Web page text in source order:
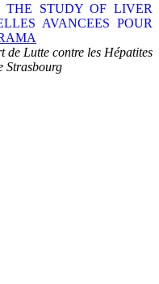
THE STUDY OF LIVER
AVANCEES POUR
de Lutte contre les Hépatites
Strasbourg